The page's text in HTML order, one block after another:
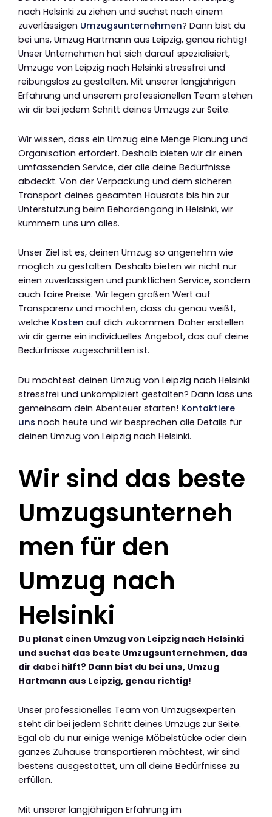
nach Helsinki zu ziehen und suchst nach einem
zuverlässigen Umzugsunternehmen? Dann bist du
bei uns, Umzug Hartmann aus Leipzig, genau richtig!
Unser Unternehmen hat sich darauf spezialisiert,
Umzüge von Leipzig nach Helsinki stressfrei und
reibungslos zu gestalten. Mit unserer langjährigen
Erfahrung und unserem professionellen Team stehen
wir dir bei jedem Schritt deines Umzugs zur Seite.
Wir wissen, dass ein Umzug eine Menge Planung und
Organisation erfordert. Deshalb bieten wir dir einen
umfassenden Service, der alle deine Bedürfnisse
abdeckt. Von der Verpackung und dem sicheren
Transport deines gesamten Hausrats bis hin zur
Unterstützung beim Behördengang in Helsinki, wir
kümmern uns um alles.
Unser Ziel ist es, deinen Umzug so angenehm wie
möglich zu gestalten. Deshalb bieten wir nicht nur
einen zuverlässigen und pünktlichen Service, sondern
auch faire Preise. Wir legen großen Wert auf
Transparenz und möchten, dass du genau weißt,
welche Kosten auf dich zukommen. Daher erstellen
wir dir gerne ein individuelles Angebot, das auf deine
Bedürfnisse zugeschnitten ist.
Du möchtest deinen Umzug von Leipzig nach Helsinki
stressfrei und unkompliziert gestalten? Dann lass uns
gemeinsam dein Abenteuer starten! Kontaktiere
uns noch heute und wir besprechen alle Details für
deinen Umzug von Leipzig nach Helsinki.
Wir sind das beste
Umzugsunterneh
men für den
Umzug nach
Helsinki
Du planst einen Umzug von Leipzig nach Helsinki
und suchst das beste Umzugsunternehmen, das
dir dabei hilft? Dann bist du bei uns, Umzug
Hartmann aus Leipzig, genau richtig!
Unser professionelles Team von Umzugsexperten
steht dir bei jedem Schritt deines Umzugs zur Seite.
Egal ob du nur einige wenige Möbelstücke oder dein
ganzes Zuhause transportieren möchtest, wir sind
bestens ausgestattet, um all deine Bedürfnisse zu
erfüllen.
Mit unserer langjährigen Erfahrung im